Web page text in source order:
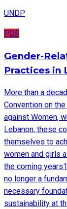
UNDP
PDF
Gender-
Practices in
More than a
Convention on
against Women,
Lebanon, these
themselves to
women and girls
the coming
no longer a
necessary
sustainability at